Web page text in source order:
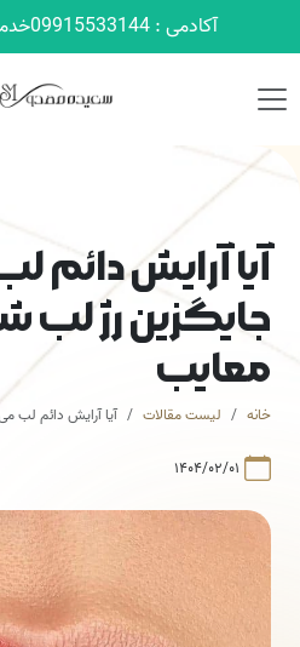
آکادمی : 09915533144 خدمات :
آیا آرایش دائم
جایگزین رژ لب
معایب
خانه لیست مقالات آیا آرایش دائم لب
۱۴۰۴/۰۲/۰۱